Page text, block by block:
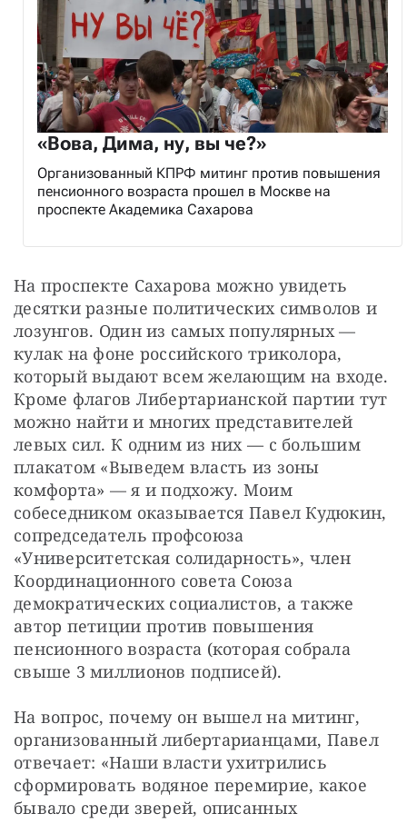
«Вова, Дима, ну, вы че?»
Организованный КПРФ митинг против повышения
пенсионного возраста прошел в Москве на
проспекте Академика Сахарова
На проспекте Сахарова можно увидеть
десятки разные политических символов и
лозунгов. Один из самых популярных —
кулак на фоне российского триколора,
который выдают всем желающим на входе.
Кроме флагов Либертарианской партии тут
можно найти и многих представителей
левых сил. К одним из них — с большим
плакатом «Выведем власть из зоны
комфорта» — я и подхожу. Моим
собеседником оказывается Павел Кудюкин,
сопредседатель профсоюза
«Университетская солидарность», член
Координационного совета Союза
демократических социалистов, а также
автор петиции против повышения
пенсионного возраста (которая собрала
свыше 3 миллионов подписей).
На вопрос, почему он вышел на митинг,
организованный либертарианцами, Павел
отвечает: «Наши власти ухитрились
сформировать водяное перемирие, какое
бывало среди зверей, описанных